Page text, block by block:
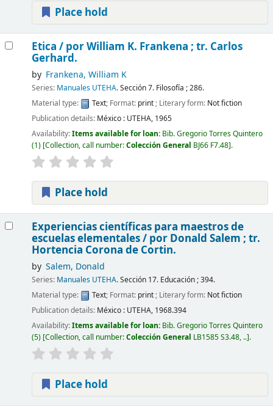
Place hold
Etica / por William K. Frankena ; tr. Carlos
Gerhard.
by Frankena, William K
Series: Manuales UTEHA. Sección 7. Filosofía ; 286.
Material type:
Text; Format: print; Literary form: Not fiction
Publication details: México : UTEHA, 1965
Availability:Items available for loan: Bib. Gregorio Torres Quintero
(1) Collection, call number:Colección General BJ66 F7.48 .
Place hold
Experiencias científicas para maestros de
escuelas elementales / por Donald Salem ; tr.
Hortencia Corona de Cortin.
by Salem, Donald
Series: Manuales UTEHA. Sección 17. Educación ; 394.
Material type:
Text; Format: print; Literary form: Not fiction
Publication details: México : UTEHA, 1968.394
Availability:Items available for loan: Bib. Gregorio Torres Quintero
(5) Collection, call number:Colección General LB1585 S3.48, .. .
Place hold